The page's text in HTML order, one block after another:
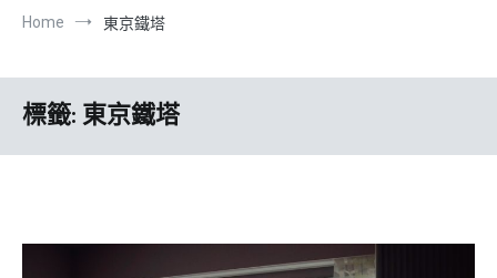
Home 東京鐵塔
標籤:東京鐵塔